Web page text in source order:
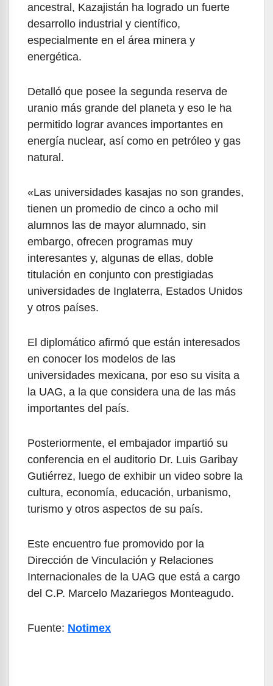
ancestral, Kazajistán ha logrado un fuerte
desarrollo industrial y científico,
especialmente en el área minera y
energética.
Detalló que posee la segunda reserva de
uranio más grande del planeta y eso le ha
permitido lograr avances importantes en
energía nuclear, así como en petróleo y gas
natural.
«Las universidades kasajas no son grandes,
tienen un promedio de cinco a ocho mil
alumnos las de mayor alumnado, sin
embargo, ofrecen programas muy
interesantes y, algunas de ellas, doble
titulación en conjunto con prestigiadas
universidades de Inglaterra, Estados Unidos
y otros países.
El diplomático afirmó que están interesados
en conocer los modelos de las
universidades mexicana, por eso su visita a
la UAG, a la que considera una de las más
importantes del país.
Posteriormente, el embajador impartió su
conferencia en el auditorio Dr. Luis Garibay
Gutiérrez, luego de exhibir un video sobre la
cultura, economía, educación, urbanismo,
turismo y otros aspectos de su país.
Este encuentro fue promovido por la
Dirección de Vinculación y Relaciones
Internacionales de la UAG que está a cargo
del C.P. Marcelo Mazariegos Monteagudo.
Fuente: Notimex